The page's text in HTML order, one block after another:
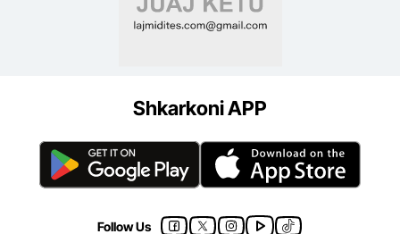
Shkarkoni APP
Follow Us